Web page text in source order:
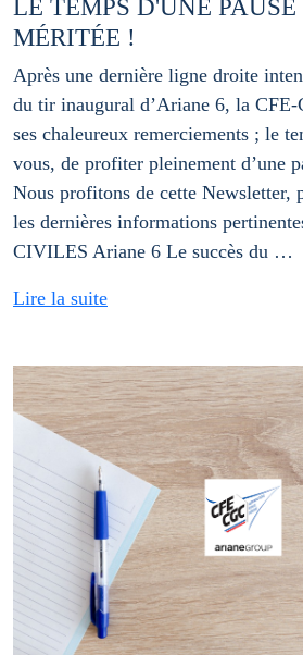
LE TEMPS D'UNE
MÉRITÉE !
Après une dernière ligne droite
du tir inaugural d’Ariane 6, la
ses chaleureux remerciements ; le
vous, de profiter pleinement d’une
Nous profitons de cette Newsletter,
les dernières informations
CIVILES Ariane 6 Le succès du …
Lire la suite